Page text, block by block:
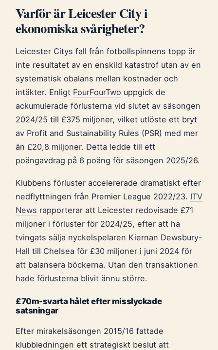
Varför är Leicester City i
ekonomiska svårigheter?
Leicester Citys fall från fotbollspinnens topp är
inte resultatet av en enskild katastrof utan av en
systematisk obalans mellan kostnader och
intäkter. Enligt FourFourTwo uppgick de
ackumulerade förlusterna vid slutet av säsongen
2024/25 till £375 miljoner, vilket utlöste ett bryt
av Profit and Sustainability Rules (PSR) med mer
än £20,8 miljoner. Detta ledde till ett
poängavdrag på 6 poäng för säsongen 2025/26.
Klubbens förluster accelererade dramatiskt efter
nedflyttningen från Premier League 2022/23. ITV
News rapporterar att Leicester redovisade £71
miljoner i förluster för 2024/25, efter att ha
tvingats sälja nyckelspelaren Kiernan Dewsbury-
Hall till Chelsea för £30 miljoner i juni 2024 för
att balansera böckerna. Utan den transaktionen
hade förlusterna blivit ännu större.
£70m-svarta hålet efter misslyckade
satsningar
Efter mirakelsäsongen 2015/16 fattade
klubbledningen ett strategiskt beslut att